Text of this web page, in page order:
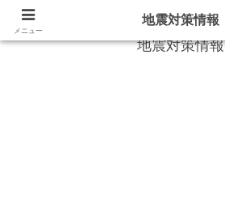
地震対策情報
メニュー
地震対策情報